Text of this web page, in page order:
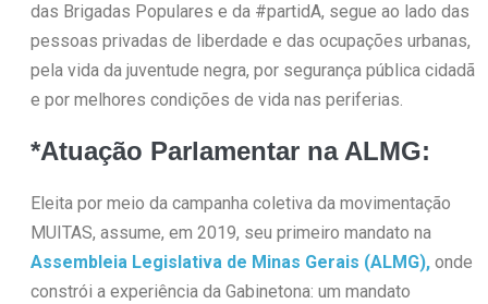
das Brigadas Populares e da #partidA, segue ao lado das
pessoas privadas de liberdade e das ocupações urbanas,
pela vida da juventude negra, por segurança pública cidadã
e por melhores condições de vida nas periferias.
*Atuação Parlamentar na ALMG:
Eleita por meio da campanha coletiva da movimentação
MUITAS, assume, em 2019, seu primeiro mandato na
Assembleia Legislativa de Minas Gerais (ALMG), onde
constrói a experiência da Gabinetona: um mandato